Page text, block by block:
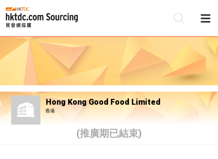
Hong Kong Good Food Limited
香港
(推廣期已結束)